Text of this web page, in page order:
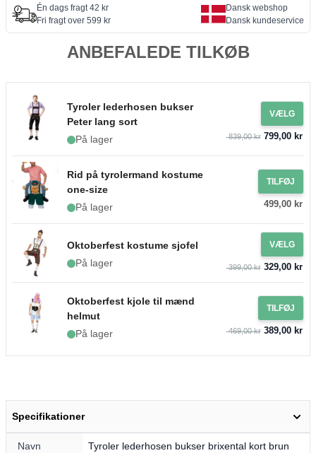
Én dags fragt 42 kr
Fri fragt over 599 kr
Dansk webshop
Dansk kundeservice
ANBEFALEDE TILKØB
Tyroler lederhosen bukser
Peter lang sort
På lager
VÆLG
839,00 kr799,00 kr
Rid på tyrolermand kostume
one-size
På lager
TILFØJ
499,00 kr
Oktoberfest kostume sjofel
På lager
VÆLG
399,00 kr329,00 kr
Oktoberfest kjole til mænd
helmut
På lager
TILFØJ
469,00 kr389,00 kr
Specifikationer
Navn Tyroler lederhosen bukser brixental kort brun